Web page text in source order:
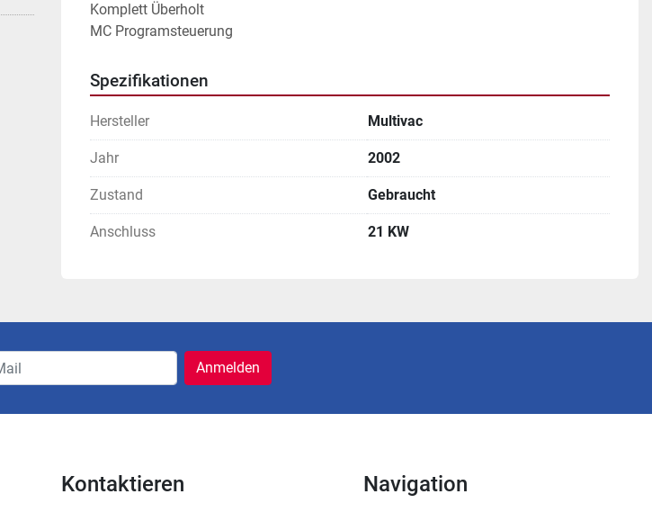
Komplett Überholt
MC Programsteuerung
Spezifikationen
Hersteller Multivac
Jahr 2002
Zustand Gebraucht
Anschluss 21 KW
Anmelden
Kontaktieren Navigation